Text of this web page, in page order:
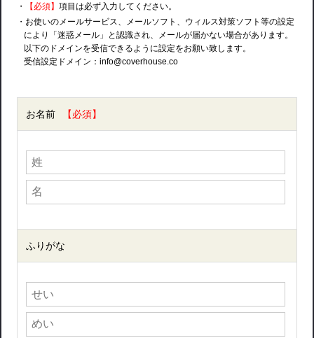
・
【必須】 項目は必ず入力してください。
・お使いのメールサービス、メールソフト、ウィルス対策ソフト等の設定
により「迷惑メール」と認識され、メールが届かない場合があります。
以下のドメインを受信できるように設定をお願い致します。
受信設定ドメイン：info@coverhouse.co
お名前
ふりがな